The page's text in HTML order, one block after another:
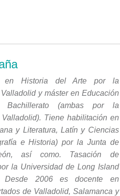
en Historia del Arte por la
y máster en Educación
Bachillerato (ambas por la
Tiene habilitación en
y Literatura, Latín y Ciencias
e Historia) por la Junta de
así como. Tasación de
la Universidad de Long Island
Desde 2006 es docente en
de Valladolid, Salamanca y